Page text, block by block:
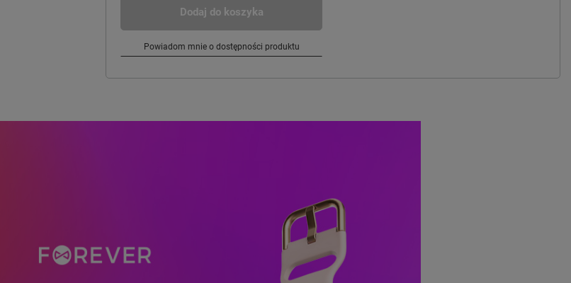
Dodaj do koszyka
Powiadom mnie o dostępności produktu